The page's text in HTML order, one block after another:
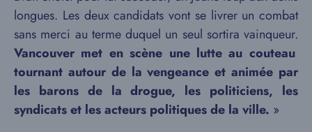
longues. Les deux candidats vont se livrer un combat
sans merci au terme duquel un seul sortira vainqueur.
Vancouver met en scène une lutte au couteau
tournant autour de la vengeance et animée par
les barons de la drogue, les politiciens, les
syndicats et les acteurs politiques de la ville. »